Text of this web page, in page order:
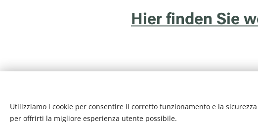
Hier finden Sie
Utilizziamo i cookie per consentire il corretto funzionamento e la
per offrirti la migliore esperienza utente possibile.